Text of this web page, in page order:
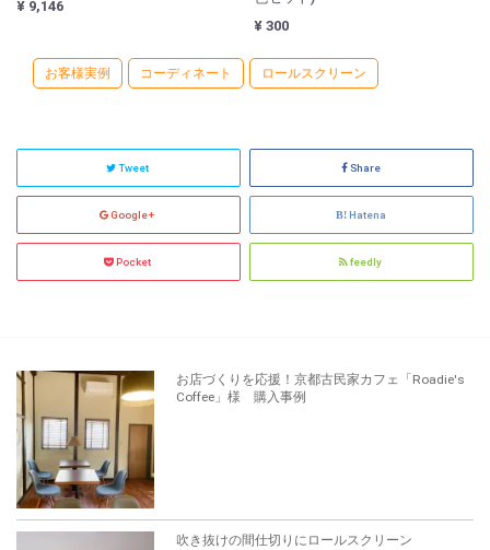
¥ 9,146
¥ 300
お客様実例 コーディネート ロールスクリーン
Tweet Share
Google+ Hatena
Pocket feedly
お店づくりを応援！京都古民家カフェ「Roadie's
Coffee」様 購入事例
吹き抜けの間仕切りにロールスクリーン